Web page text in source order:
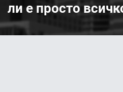
ли е просто